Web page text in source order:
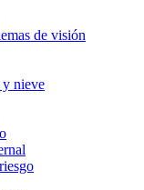
de visión
nieve